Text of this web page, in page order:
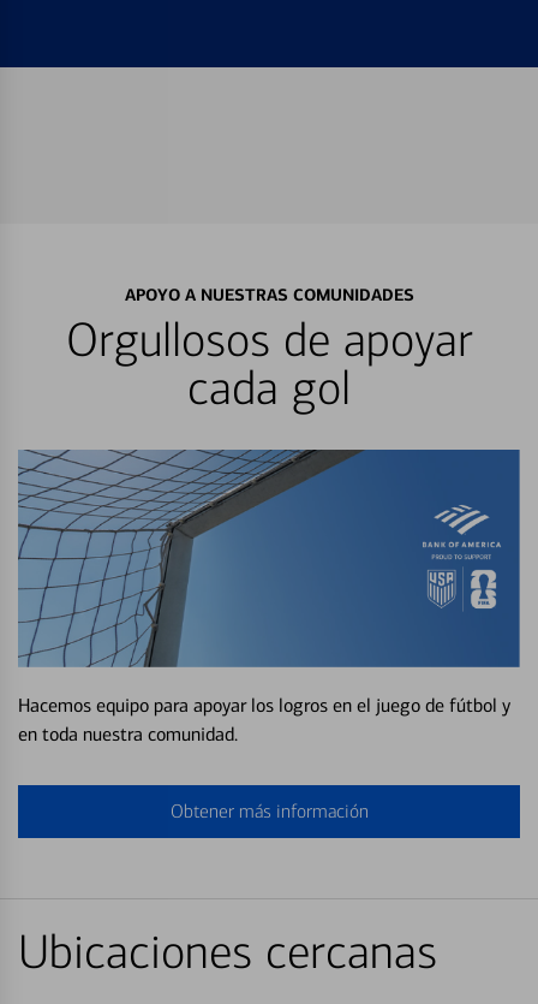
APOYO A NUESTRAS COMUNIDADES
Orgullosos de apoyar
cada gol
Hacemos equipo para apoyar los logros en el juego de fútbol y
en toda nuestra comunidad.
Obtener más información
Ubicaciones cercanas